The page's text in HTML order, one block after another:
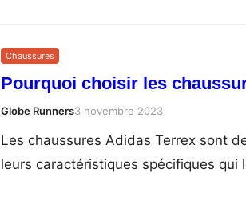
Chaussures
Pourquoi choisir les
Globe Runners3 novembre 2023
Les chaussures Adidas Terrex sont
leurs caractéristiques spécifiques